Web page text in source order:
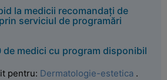
la medicii recomandați de
serviciul de programări
de medici cu program disponibil
pentru: Dermatologie-estetica .